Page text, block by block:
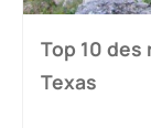
Top 10
Texas